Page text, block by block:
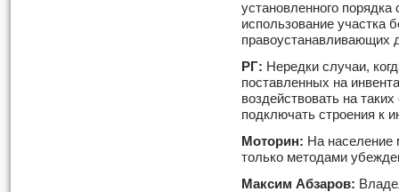
установленного порядка
использование участка
правоустанавливающих
РГ: Нередки случаи,
поставленных на
воздействовать на
подключать строения к
Моторин: На население
только методами
Максим Абзаров: